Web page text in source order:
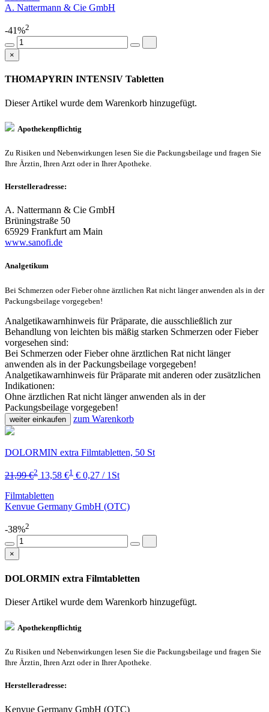
A. Nattermann & Cie GmbH
-41%2
×
THOMAPYRIN INTENSIV Tabletten
Dieser Artikel wurde dem Warenkorb hinzugefügt.
Apothekenpflichtig
Zu Risiken und Nebenwirkungen lesen Sie die Packungsbeilage und fragen Sie
Ihre Ärztin, Ihren Arzt oder in Ihrer Apotheke.
Herstelleradresse:
A. Nattermann & Cie GmbH
Brüningstraße 50
65929 Frankfurt am Main
www.sanofi.de
Analgetikum
Bei Schmerzen oder Fieber ohne ärztlichen Rat nicht länger anwenden als in der
Packungsbeilage vorgegeben!
Analgetikawarnhinweis für Präparate, die ausschließlich zur
Behandlung von leichten bis mäßig starken Schmerzen oder Fieber
vorgesehen sind:
Bei Schmerzen oder Fieber ohne ärztlichen Rat nicht länger
anwenden als in der Packungsbeilage vorgegeben!
Analgetikawarnhinweis für Präparate mit anderen oder zusätzlichen
Indikationen:
Ohne ärztlichen Rat nicht länger anwenden als in der
Packungsbeilage vorgegeben!
weiter einkaufen zum Warenkorb
DOLORMIN extra Filmtabletten, 50 St
21,99 €2 13,58 €1 € 0,27 / 1St
Filmtabletten
Kenvue Germany GmbH (OTC)
-38%2
×
DOLORMIN extra Filmtabletten
Dieser Artikel wurde dem Warenkorb hinzugefügt.
Apothekenpflichtig
Zu Risiken und Nebenwirkungen lesen Sie die Packungsbeilage und fragen Sie
Ihre Ärztin, Ihren Arzt oder in Ihrer Apotheke.
Herstelleradresse:
Kenvue Germany GmbH (OTC)